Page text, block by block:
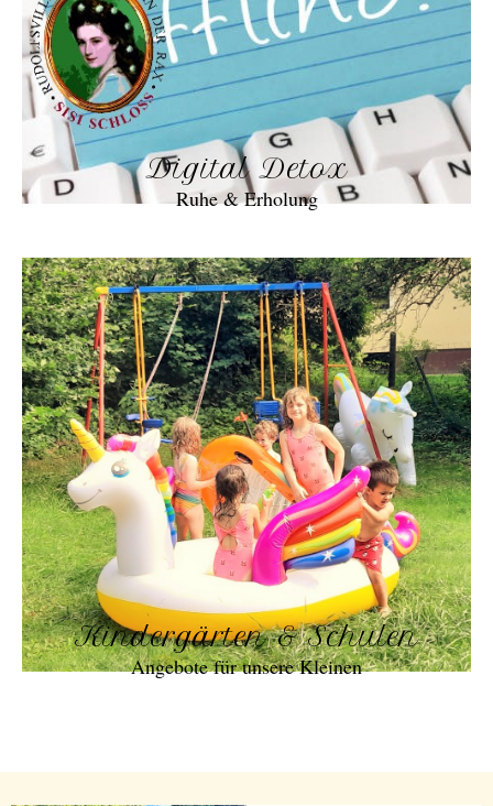
Digital Detox
Ruhe & Erholung
Kindergärten & Schulen
Angebote für unsere Kleinen